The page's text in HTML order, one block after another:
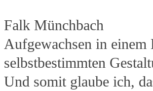
Falk Münchbach
Aufgewachsen in einem
selbstbestimmten
Und somit glaube ich,